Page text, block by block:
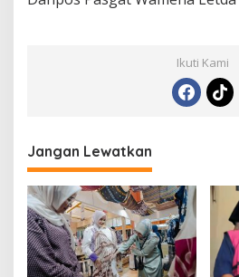
Ikuti Kami
Jangan Lewatkan